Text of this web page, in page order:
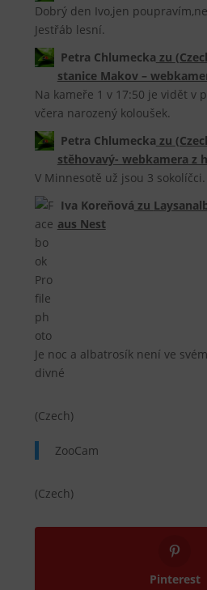
Dobrý den Ivo,jen
Jestřáb lesní.
Petra Chlumecka zu
stanice Makov –
Na kameře 1 v 17:50 je vidět v
včera narozený koloušek.
Petra Chlumecka zu
stěhovavý- webkamera z
V Minnesotě už jsou 3 sokolíčci.
Iva Koreňová zu
aus Nest
Je noc a albatrosík není ve
divné
(Czech)
ZooCam
(Czech)
Pinterest